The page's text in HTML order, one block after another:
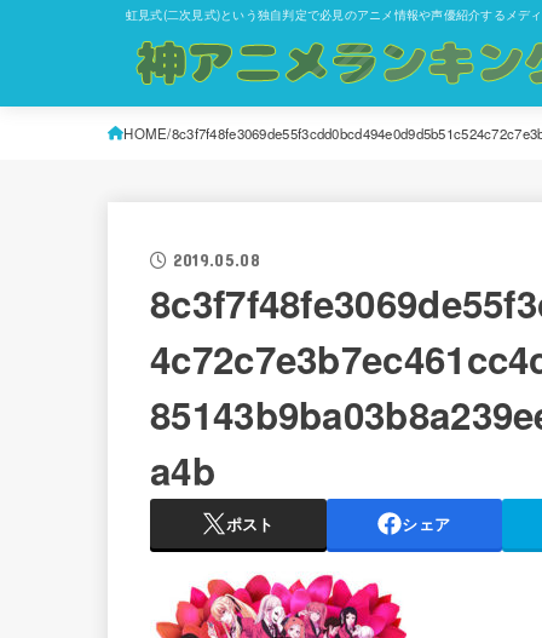
虹見式(二次見式)という独自判定で必見のアニメ情報や声優紹介するメデ
HOME
2019.05.08
a4b
ポスト シェア